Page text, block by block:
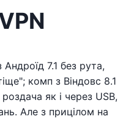
7.1 без рута,
комп з Віндовс 8.1
як і через USB,
Але з прицілом на